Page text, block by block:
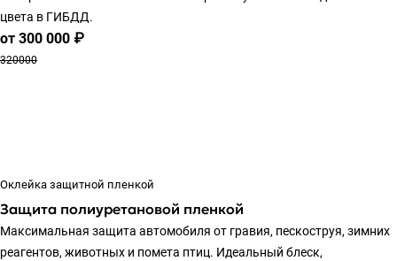
цвета в ГИБДД.
от 300 000 ₽
320000
Оклейка защитной пленкой
Защита полиуретановой пленкой
Максимальная защита автомобиля от гравия, пескоструя, зимних
реагентов, животных и помета птиц. Идеальный блеск,